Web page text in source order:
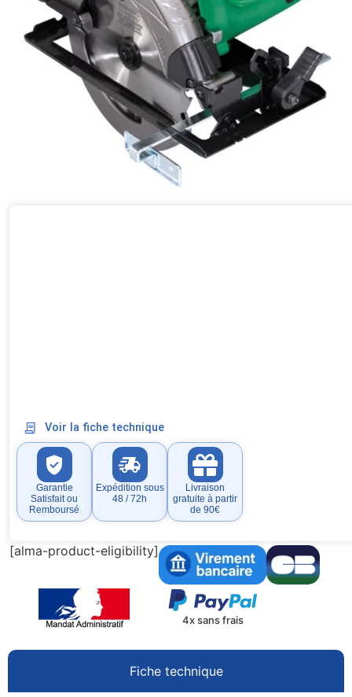
Voir la fiche technique
Garantie
Satisfait ou
Remboursé
Expédition sous
48 / 72h
Livraison
gratuite à partir
de 90€
[alma-product-eligibility]
4x sans frais
Fiche technique